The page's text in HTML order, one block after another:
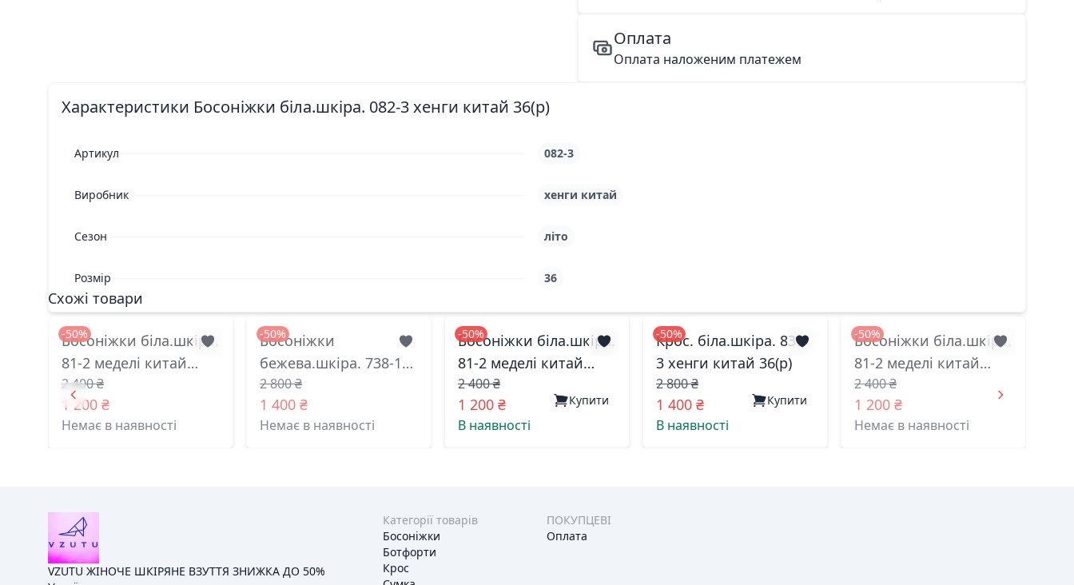
Оплата
Оплата наложеним платежем
Характеристики Босоніжки біла.шкіра. 082-3 хенги китай 36(р)
Артикул 082-3
Виробник хенги китай
Сезон літо
Розмір 36
Схожі товари
-50%
Босоніжки біла.шкіра.
81-2 меделі китай
36(р)
2 400 ₴
1 200 ₴
Немає в наявності
-50%
Босоніжки
бежева.шкіра. 738-10
меделі китай 36(р)
2 800 ₴
1 400 ₴
Немає в наявності
-50%
Босоніжки біла.шкіра.
81-2 меделі китай
38(р)
2 400 ₴
1 200 ₴ Купити
В наявності
-50%
Крос. біла.шкіра. 839-
3 хенги китай 36(р)
2 800 ₴
1 400 ₴ Купити
В наявності
-50%
Босоніжки біла.шкіра.
81-2 меделі китай
37(р)
2 400 ₴
1 200 ₴
Немає в наявності
VZUTU ЖІНОЧЕ ШКІРЯНЕ ВЗУТТЯ ЗНИЖКА ДО 50%
Категорії товарів
Босоніжки
Ботфорти
Крос
ПОКУПЦЕВІ
Оплата